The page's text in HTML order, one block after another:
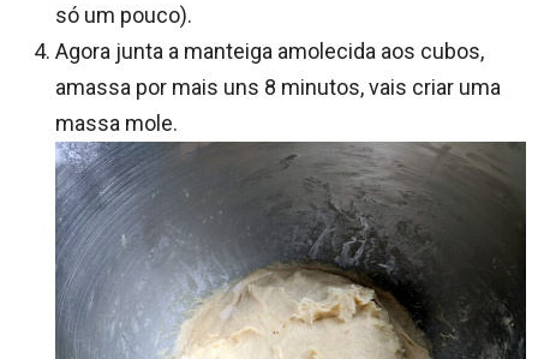
só um pouco).
Agora junta a manteiga amolecida aos cubos,
amassa por mais uns 8 minutos, vais criar uma
massa mole.